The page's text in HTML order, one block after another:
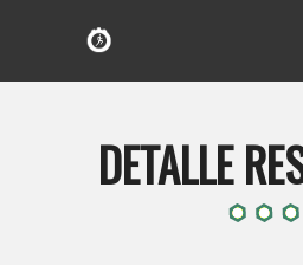
DETALLE